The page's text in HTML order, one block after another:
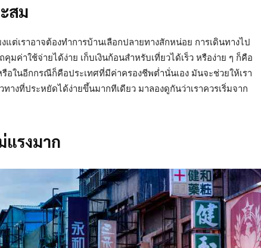
สม
ต่เราอาจต้องทำการบ้านเลือกปลายทางสักหน่อย การเดินทางไป
มค่าใช้จ่ายได้ง่าย เก็บเงินก้อนสำหรับเที่ยวได้เร็ว หรือง่าย ๆ ก็คือ
อในอีกกรณีก็คือประเทศที่มีค่าครองชีพต่ำนั่นเอง มันจะช่วยให้เรา
างที่ประหยัดได้ง่ายขึ้นมากทีเดียว มาลองดูกันว่าเราควรเริ่มจาก
รงมาก